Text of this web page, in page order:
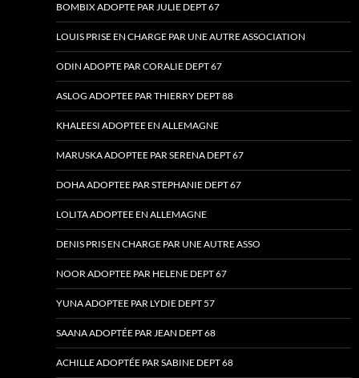
BOMBIX ADOPTE PAR JULIE DEPT 67
LOUIS PRISE EN CHARGE PAR UNE AUTRE ASSOCIATION
ODIN ADOPTE PAR CORALIE DEPT 67
ASLOG ADOPTEE PAR THIERRY DEPT 88
KHALEESI ADOPTEE EN ALLEMAGNE
MARUSKA ADOPTEE PAR SERENA DEPT 67
DOHA ADOPTEE PAR STEPHANIE DEPT 67
LOLITA ADOPTEE EN ALLEMAGNE
DENIS PRIS EN CHARGE PAR UNE AUTRE ASSO
NOOR ADOPTEE PAR HELENE DEPT 67
YUNA ADOPTEE PAR LYDIE DEPT 57
SAANA ADOPTÉE PAR JEAN DEPT 68
ACHILLE ADOPTÉE PAR SABINE DEPT 68